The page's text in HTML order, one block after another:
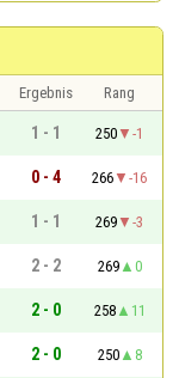
Ergebnis
Rang
1 - 1 250
-1
0 - 4 266
-16
1 - 1 269
-3
2 - 2 269
0
2 - 0 258
11
2 - 0 250
8